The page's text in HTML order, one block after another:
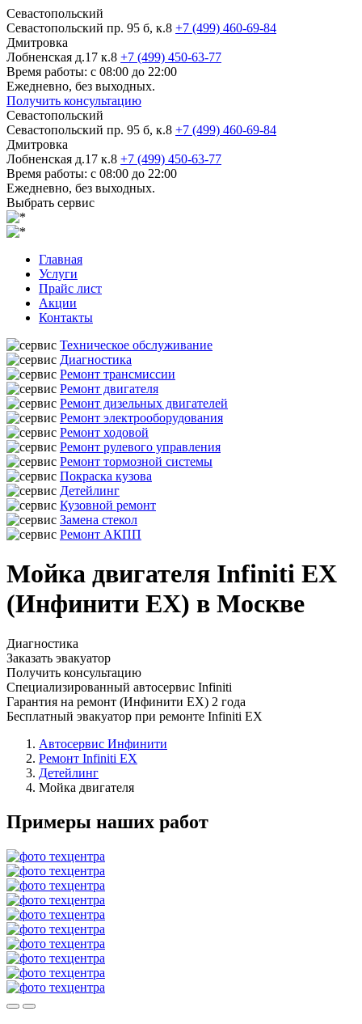
Севастопольский
Севастопольский пр. 95 б, к.8 +7 (499) 460-69-84
Дмитровка
Лобненская д.17 к.8 +7 (499) 450-63-77
Время работы: с 08:00 до 22:00
Ежедневно, без выходных.
Получить консультацию
Севастопольский
Севастопольский пр. 95 б, к.8 +7 (499) 460-69-84
Дмитровка
Лобненская д.17 к.8 +7 (499) 450-63-77
Время работы: с 08:00 до 22:00
Ежедневно, без выходных.
Выбрать сервис
Главная
Услуги
Прайс лист
Акции
Контакты
Техническое обслуживание
Диагностика
Ремонт трансмиссии
Ремонт двигателя
Ремонт дизельных двигателей
Ремонт электрооборудования
Ремонт ходовой
Ремонт рулевого управления
Ремонт тормозной системы
Покраска кузова
Детейлинг
Кузовной ремонт
Замена стекол
Ремонт АКПП
Мойка двигателя Infiniti EX
(Инфинити ЕХ) в Москве
Диагностика
Заказать эвакуатор
Получить консультацию
Специализированный автосервис Infiniti
Гарантия на ремонт (Инфинити ЕХ) 2 года
Бесплатный эвакуатор при ремонте Infiniti EX
Автосервис Инфинити
Ремонт Infiniti EX
Детейлинг
Мойка двигателя
Примеры наших работ